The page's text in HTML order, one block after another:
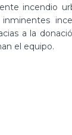
incendio
a la
el equipo.